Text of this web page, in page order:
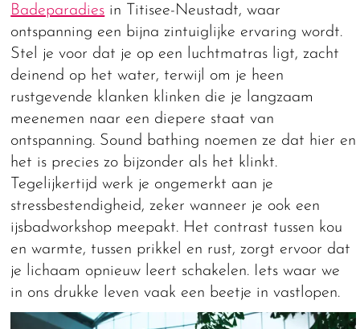
Badeparadies in Titisee-Neustadt, waar
ontspanning een bijna zintuiglijke ervaring wordt.
Stel je voor dat je op een luchtmatras ligt, zacht
deinend op het water, terwijl om je heen
rustgevende klanken klinken die je langzaam
meenemen naar een diepere staat van
ontspanning. Sound bathing noemen ze dat hier en
het is precies zo bijzonder als het klinkt.
Tegelijkertijd werk je ongemerkt aan je
stressbestendigheid, zeker wanneer je ook een
ijsbadworkshop meepakt. Het contrast tussen kou
en warmte, tussen prikkel en rust, zorgt ervoor dat
je lichaam opnieuw leert schakelen. Iets waar we
in ons drukke leven vaak een beetje in vastlopen.